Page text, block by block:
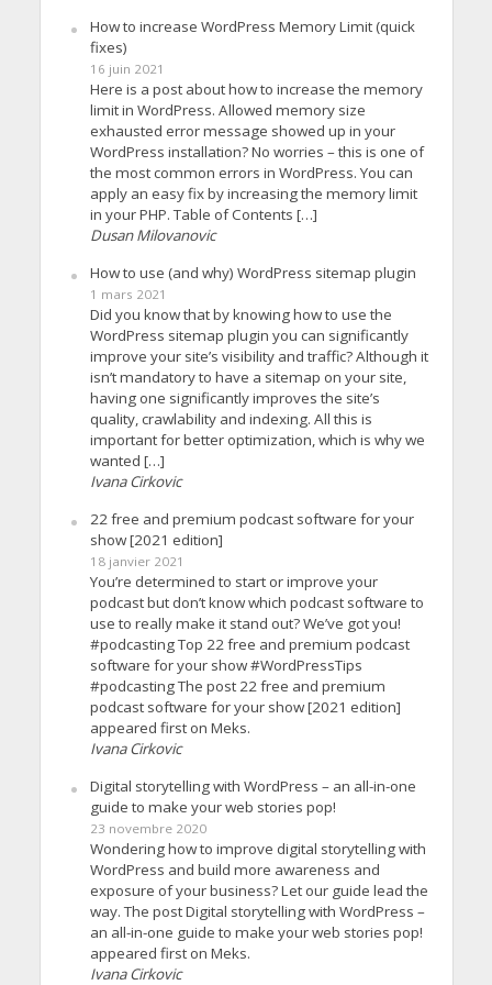
How to increase WordPress Memory Limit (quick
fixes)
16 juin 2021
Here is a post about how to increase the memory
limit in WordPress. Allowed memory size
exhausted error message showed up in your
WordPress installation? No worries – this is one of
the most common errors in WordPress. You can
apply an easy fix by increasing the memory limit
in your PHP. Table of Contents […]
Dusan Milovanovic
How to use (and why) WordPress sitemap plugin
1 mars 2021
Did you know that by knowing how to use the
WordPress sitemap plugin you can significantly
improve your site’s visibility and traffic? Although it
isn’t mandatory to have a sitemap on your site,
having one significantly improves the site’s
quality, crawlability and indexing. All this is
important for better optimization, which is why we
wanted […]
Ivana Cirkovic
22 free and premium podcast software for your
show [2021 edition]
18 janvier 2021
You’re determined to start or improve your
podcast but don’t know which podcast software to
use to really make it stand out? We’ve got you!
#podcasting Top 22 free and premium podcast
software for your show #WordPressTips
#podcasting The post 22 free and premium
podcast software for your show [2021 edition]
appeared first on Meks.
Ivana Cirkovic
Digital storytelling with WordPress – an all-in-one
guide to make your web stories pop!
23 novembre 2020
Wondering how to improve digital storytelling with
WordPress and build more awareness and
exposure of your business? Let our guide lead the
way. The post Digital storytelling with WordPress –
an all-in-one guide to make your web stories pop!
appeared first on Meks.
Ivana Cirkovic